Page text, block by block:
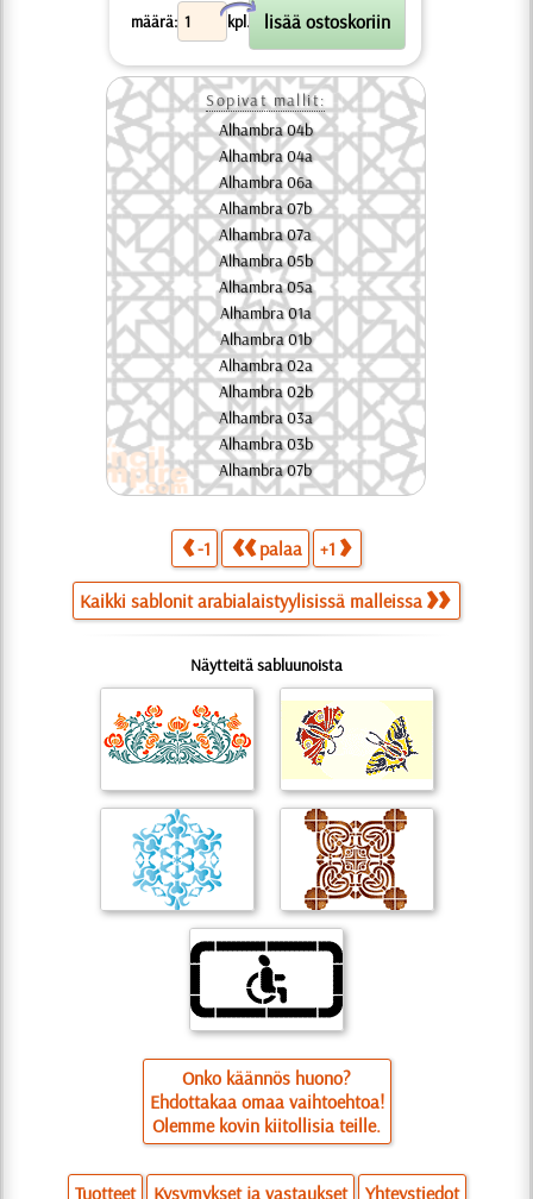
määrä: kpl.
X
Sopivat mallit:
Alhambra 04b
Alhambra 04a
Alhambra 06a
Alhambra 07b
Alhambra 07a
Alhambra 05b
Alhambra 05a
Alhambra 01a
Alhambra 01b
Alhambra 02a
Alhambra 02b
Alhambra 03a
Alhambra 03b
Alhambra 07b
-1 palaa +1
Kaikki sablonit arabialaistyylisissä malleissa
Näytteitä sabluunoista
Onko käännös huono?
Ehdottakaa omaa vaihtoehtoa!
Olemme kovin kiitollisia teille.
Tuotteet Kysymykset ja vastaukset Yhteystiedot